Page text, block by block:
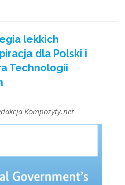
lekkich
dla Polski i
Technologii
Kompozyty.net